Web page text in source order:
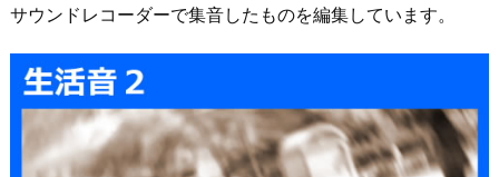
サウンドレコーダーで集音したものを編集しています。